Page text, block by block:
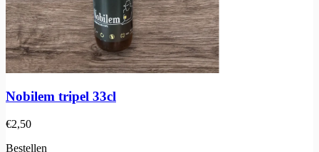
Nobilem tripel 33cl
€2,50
Bestellen